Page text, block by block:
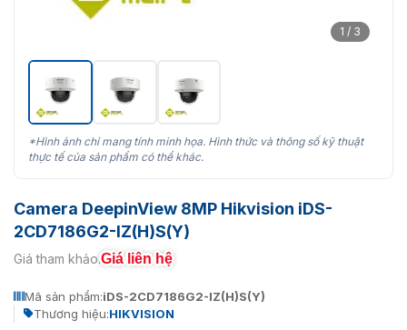
1 / 3
*Hình ảnh chỉ mang tính minh họa. Hình thức và thông số kỹ thuật
thực tế của sản phẩm có thể khác.
Camera DeepinView 8MP Hikvision iDS-
2CD7186G2-IZ(H)S(Y)
Giá tham khảo:Giá liên hệ
Mã sản phẩm:iDS-2CD7186G2-IZ(H)S(Y)
Thương hiệu:HIKVISION